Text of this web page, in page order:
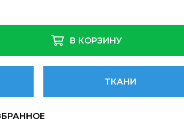
В КОРЗИНУ
ТКАНИ